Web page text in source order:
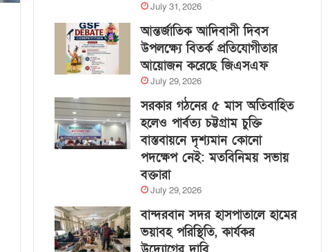
July 31, 2026
আন্তর্জাতিক আদিবাসী দিবস
উপলক্ষ্যে বিতর্ক প্রতিযোগীতার
আয়োজন করেছে জিএসএফ
July 29, 2026
সরকার গঠনের ৫ মাস অতিবাহিত
হলেও পার্বত্য চট্টগ্রাম চুক্তি
বাস্তবায়নে দৃশ্যমান কোনো
পদক্ষেপ নেই: মতবিনিময় সভায়
বক্তারা
July 29, 2026
বান্দরবান সদর হাসপাতালে হামের
ভয়াবহ পরিস্থিতি, কার্যকর